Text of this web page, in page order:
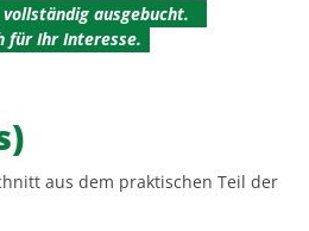
ausgebucht.
für Ihr Interesse.
aus dem praktischen Teil der